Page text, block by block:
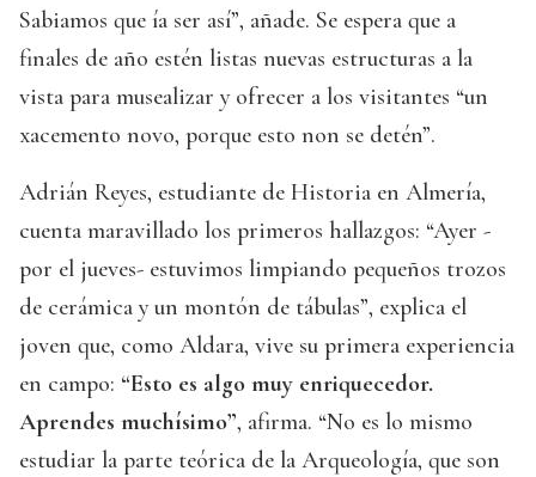
Sabiamos que ía ser así”, añade. Se espera que a
finales de año estén listas nuevas estructuras a la
vista para musealizar y ofrecer a los visitantes “un
xacemento novo, porque esto non se detén”.
Adrián Reyes, estudiante de Historia en Almería,
cuenta maravillado los primeros hallazgos: “Ayer -
por el jueves- estuvimos limpiando pequeños trozos
de cerámica y un montón de tábulas”, explica el
joven que, como Aldara, vive su primera experiencia
en campo: “Esto es algo muy enriquecedor.
Aprendes muchísimo”, afirma. “No es lo mismo
estudiar la parte teórica de la Arqueología, que son